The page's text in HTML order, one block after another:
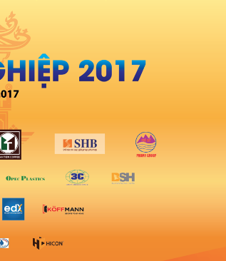
ty *
vụ *
vực hoạt động *
giới thiệu ngắn
ĐĂNG KÝ HỘI VIÊN Các ô có